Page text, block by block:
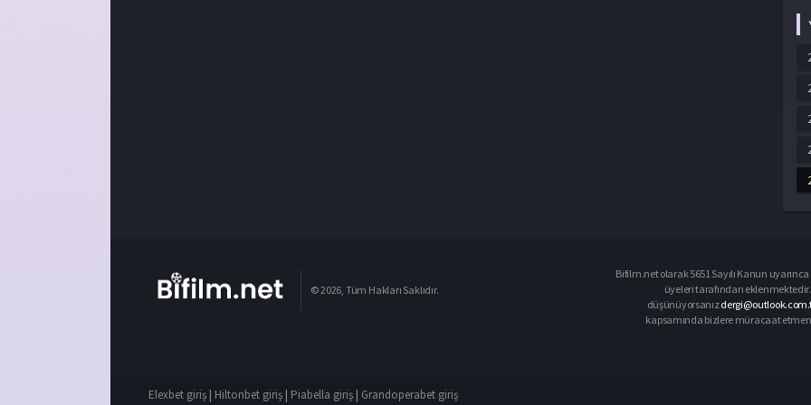
© 2026, Tüm Hakları Saklıdır.
Bifilm.net olarak 5651 Sayılı Kanun
üyeleri tarafından
düşünüyorsanız
kapsamında bizlere müracaat
Elexbet giriş | Hiltonbet giriş | Piabella giriş | Grandoperabet giriş